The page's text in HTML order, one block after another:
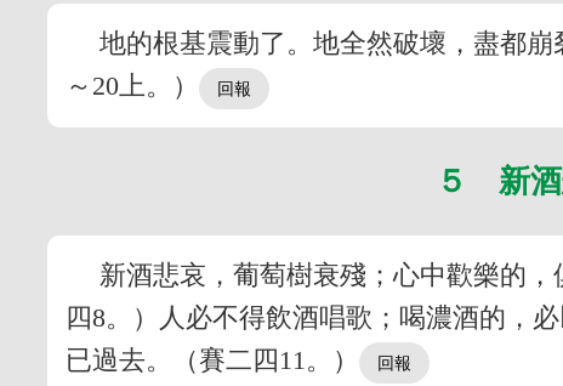
地的根基震動了。地全然破壞，盡都
～20上。）
５ 新酒
新酒悲哀，葡萄樹衰殘；心中歡樂的
四8。）人必不得飲酒唱歌；喝濃酒的，
已過去。（賽二四11。）